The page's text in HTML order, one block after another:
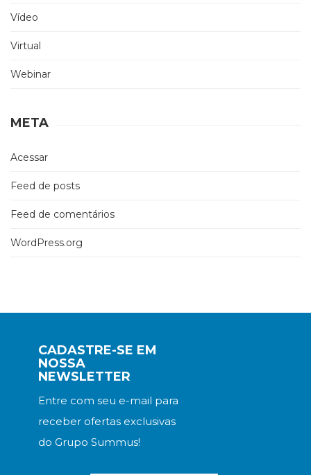
Vídeo
Virtual
Webinar
META
Acessar
Feed de posts
Feed de comentários
WordPress.org
CADASTRE-SE EM
NOSSA
NEWSLETTER
Entre com seu e-mail para
receber ofertas exclusivas
do Grupo Summus!